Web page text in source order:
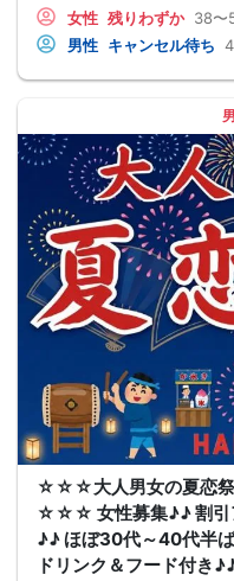
女性 残りわずか 38〜
男性 キャンセル待ち
☆☆☆大人男女の夏恋祭
☆☆☆ 女性募集♪♪ 割引
♪♪ ほぼ30代～40代半
ドリンク＆フード付き